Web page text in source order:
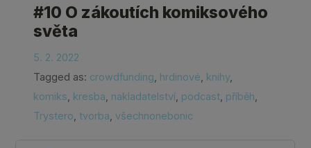
#10 O zákoutích komiksového
světa
5. 2. 2022
Tagged as: crowdfunding hrdinové knihy,
komiks kresba nakladatelství podcast příběh
Trystero tvorba všechnonebonic